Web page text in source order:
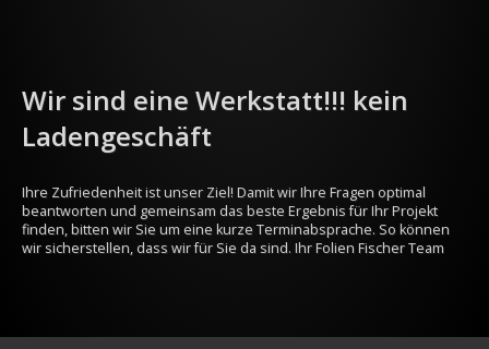
Wir sind eine Werkstatt!!! kein
Ladengeschäft
Ihre Zufriedenheit ist unser Ziel! Damit wir Ihre Fragen optimal
beantworten und gemeinsam das beste Ergebnis für Ihr Projekt
finden, bitten wir Sie um eine kurze Terminabsprache. So können
wir sicherstellen, dass wir für Sie da sind. Ihr Folien Fischer Team